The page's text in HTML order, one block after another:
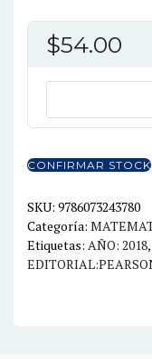
$54.00
CONFIRMAR STOCK
SKU: 9786073243780
Categoría:
Etiquetas: AÑO: 2018,